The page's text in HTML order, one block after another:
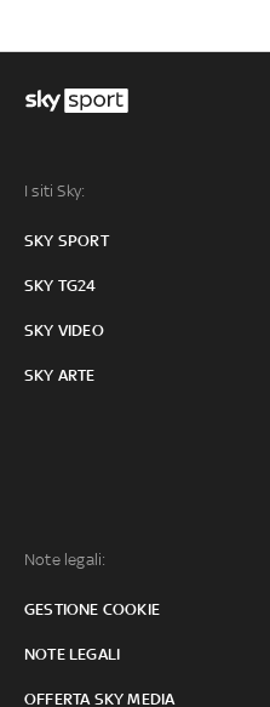
I siti Sky:
SKY SPORT
SKY TG24
SKY VIDEO
SKY ARTE
Note legali:
GESTIONE COOKIE
NOTE LEGALI
OFFERTA SKY MEDIA